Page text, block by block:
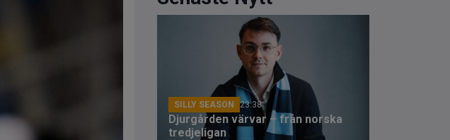
SILLY SEASON 23:38
Djurgården värvar – från norska
tredjeligan